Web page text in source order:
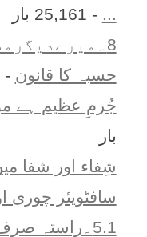
- 25,161 بار
8۔میرےدیگرمضامین
حسبہ کا قانون - 24,592 بار
جُرمِ عظیم ہے
بار
شِفاء اور شفا
سافٹویئر چوری
5.1۔راستہ صرف ایک